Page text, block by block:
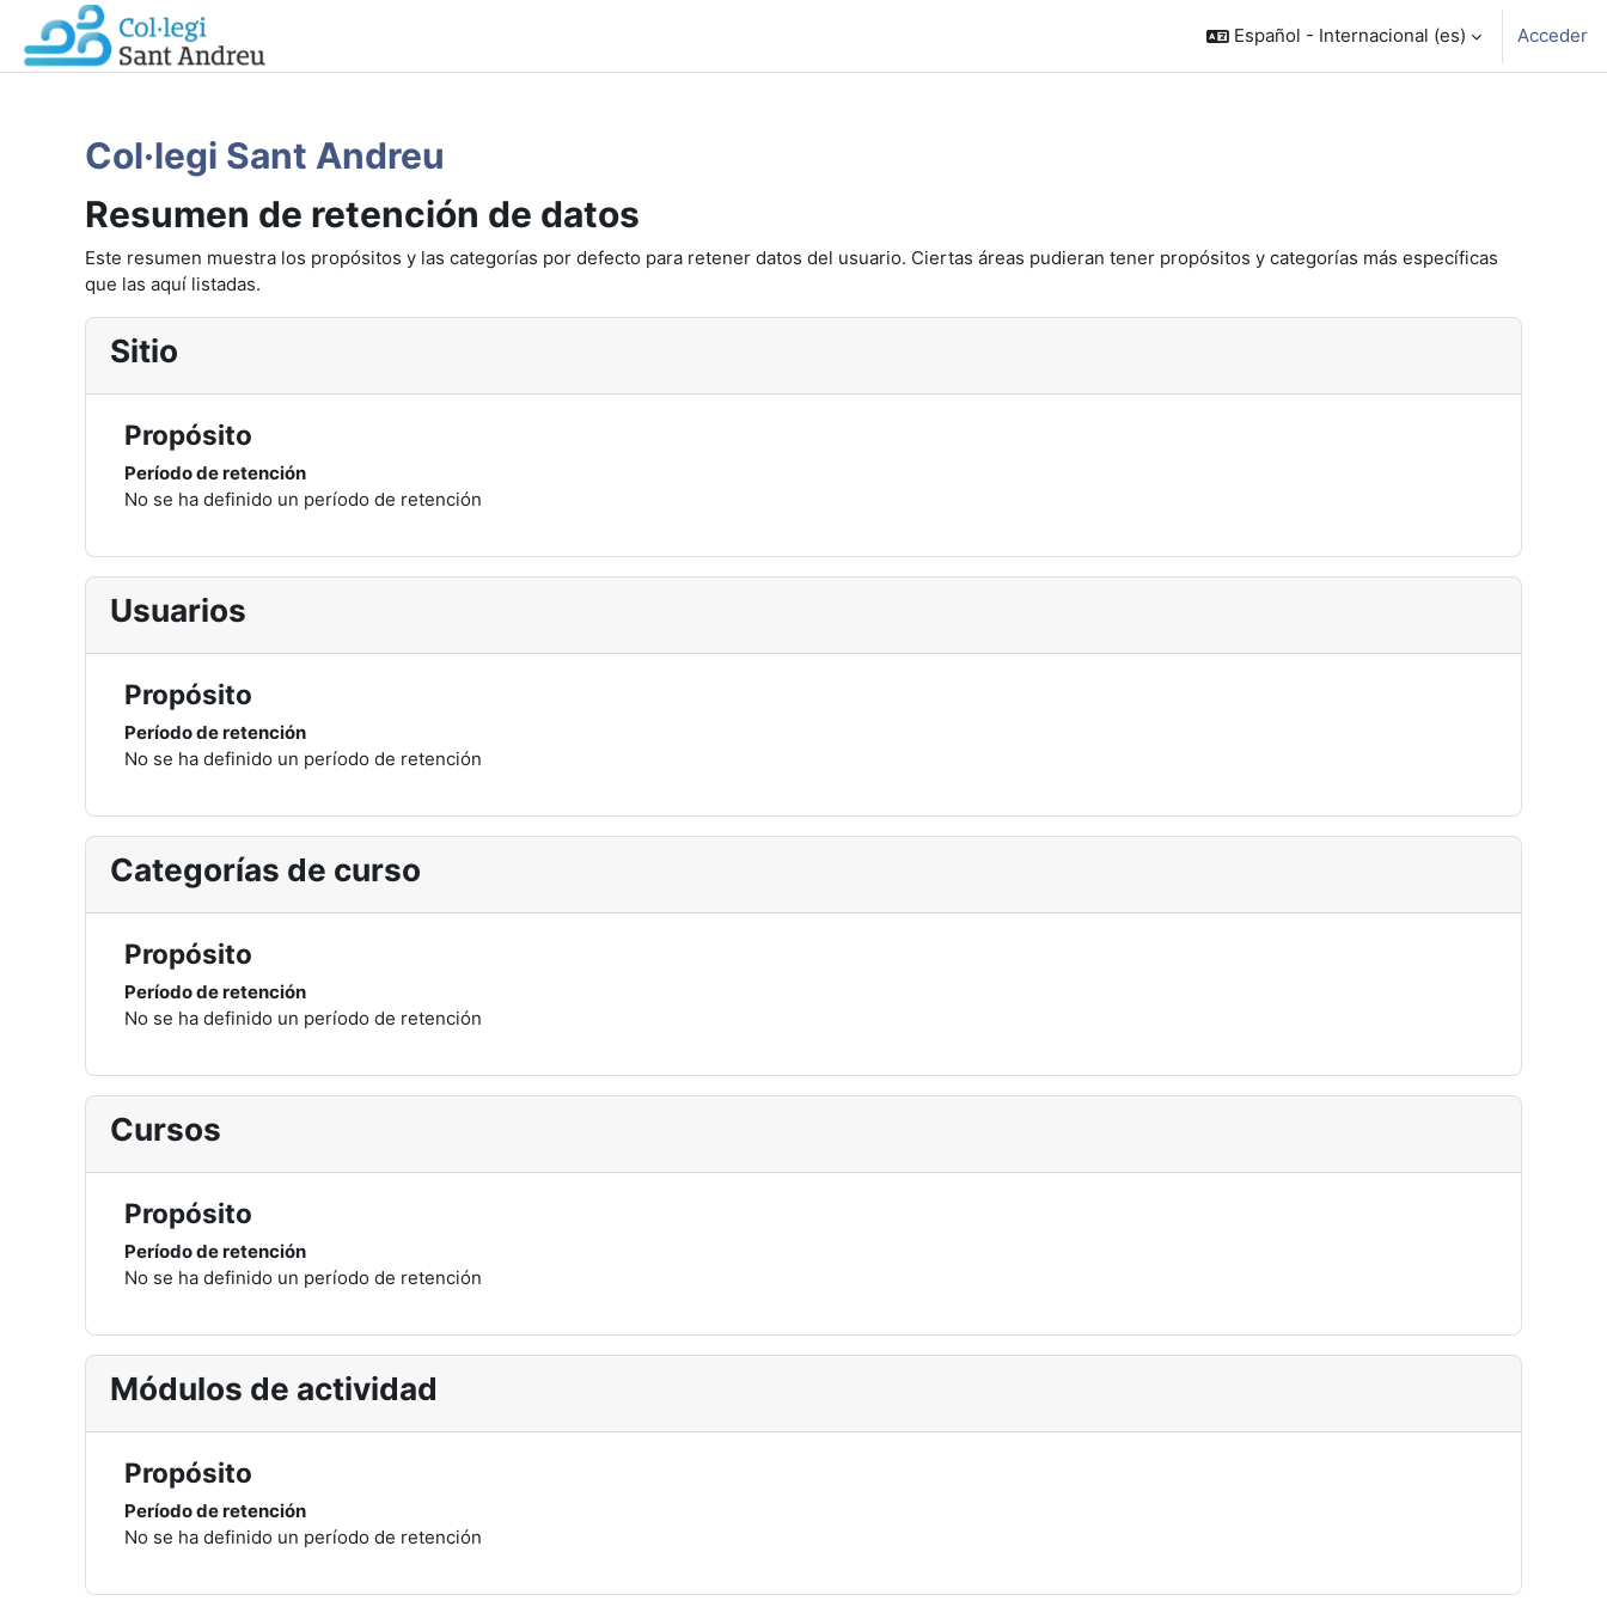
Salta al contenido principal
Español - Internacional ‎(es)‎
Acceder
Col·legi Sant Andreu
Resumen de retención de datos
Este resumen muestra los propósitos y las categorías por defecto para retener datos del usuario. Ciertas áreas pudieran tener propósitos y categorías más específicas
que las aquí listadas.
Sitio
Propósito
Período de retención
No se ha definido un período de retención
Usuarios
Propósito
Período de retención
No se ha definido un período de retención
Categorías de curso
Propósito
Período de retención
No se ha definido un período de retención
Cursos
Propósito
Período de retención
No se ha definido un período de retención
Módulos de actividad
Propósito
Período de retención
No se ha definido un período de retención